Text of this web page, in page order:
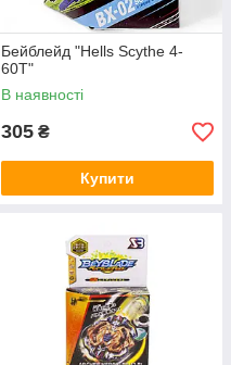
Бейблейд "Hells Scythe 4-
60T"
В наявності
305 ₴
Купити